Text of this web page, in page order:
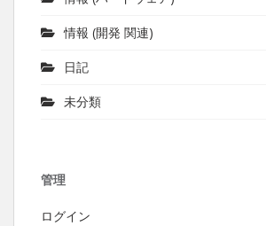
情報 (開発 関連)
日記
未分類
管理
ログイン